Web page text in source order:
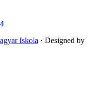
Iskola · Designed by